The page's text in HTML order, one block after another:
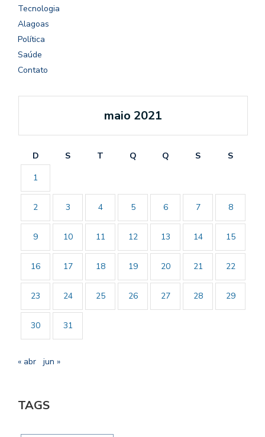
Tecnologia
Alagoas
Política
Saúde
Contato
maio 2021
D S T Q Q S
S
1
2 3 4 5 6 7 8
9 10 11 12 13 14 15
16 17 18 19 20 21 22
23 24 25 26 27 28 29
30 31
« abr jun »
TAGS